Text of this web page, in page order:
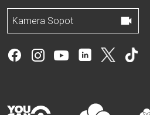
Kamera Sopot